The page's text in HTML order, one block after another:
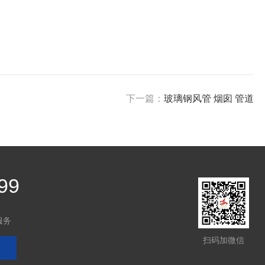
下一篇： 玻璃钢风管 烟囱 管道
务
扫码加微信